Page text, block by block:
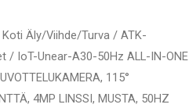
Koti Äly/Viihde/Turva /ATK-
/ IoT-Unear-A30-50Hz ALL-IN-ONE
115°
4MP LINSSI, MUSTA, 50HZ